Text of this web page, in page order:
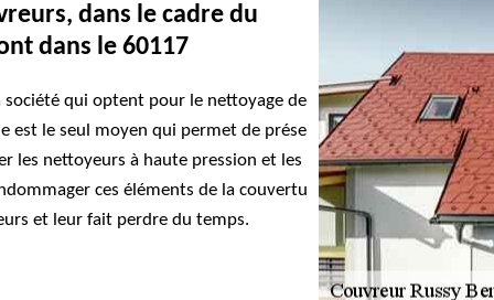
dans le cadre du
dans le 60117
qui optent pour le nettoyage de la
est le seul moyen qui permet de préserver
les nettoyeurs à haute pression et les
ces éléments de la couverture.
et leur fait perdre du temps.